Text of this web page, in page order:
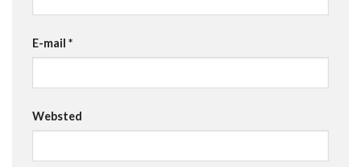
E-mail *
Websted